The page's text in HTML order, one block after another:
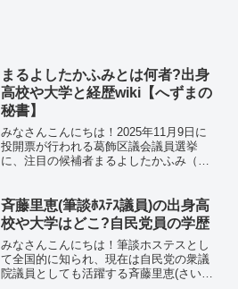
まるよしたかふみとは何者?出身
高校や大学と経歴wiki【へずまの
秘書】
みなさんこんにちは！2025年11月9日に
投開票が行われる葛飾区議会議員選挙
に、注目の候補者まるよしたかふみ（丸
な人？」「へずまりゅうの秘書って本
当？」と話題になってお...
斉藤里恵(筆談ﾎｽﾃｽ議員)の出身高
校や大学はどこ?自民党員の学歴
みなさんこんにちは！筆談ホステスとし
て全国的に知られ、現在は自民党の衆議
院議員としても活躍する斉藤里恵(さいと